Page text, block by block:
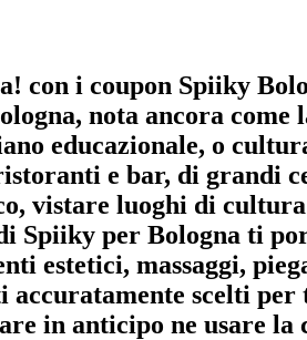
con i coupon Spiiky
nota ancora come
educazionale, o
e bar, di grandi
vistare luoghi di
Spiiky per Bologna ti
estetici, massaggi,
accuratamente scelti
in anticipo ne usare